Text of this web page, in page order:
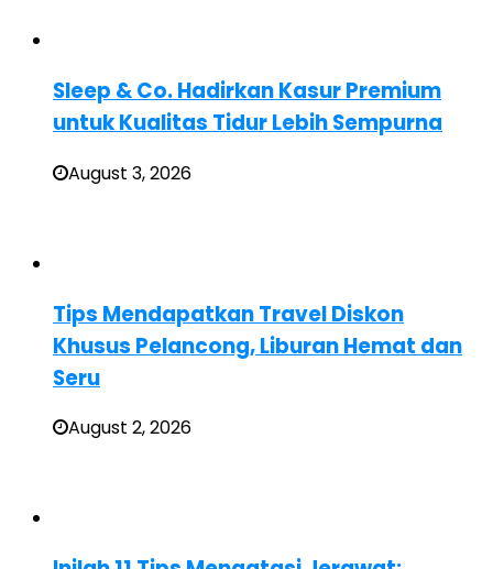
Sleep & Co. Hadirkan Kasur Premium
untuk Kualitas Tidur Lebih Sempurna
August 3, 2026
Tips Mendapatkan Travel Diskon
Khusus Pelancong, Liburan Hemat dan
Seru
August 2, 2026